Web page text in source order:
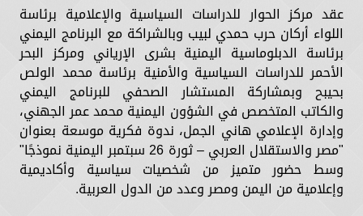
عقد مركز الحوار للدراسات السياسية والإعلامية برئاسة
اللواء أركان حرب حمدي لبيب وبالشراكة مع البرنامج اليمني
برئاسة الدبلوماسية اليمنية بشرى الإرياني ومركز البحر
الأحمر للدراسات السياسية والأمنية برئاسة محمد الولص
بحيبح وبمشاركة المستشار الصحفي للبرنامج اليمني
والكاتب المتخصص في الشؤون اليمنية محمد عمر الجهني،
وإدارة الإعلامي هاني الجمل، ندوة فكرية موسعة بعنوان
"مصر والاستقلال العربي – ثورة 26 سبتمبر اليمنية نموذجًا"
وسط حضور متميز من شخصيات سياسية وأكاديمية
وإعلامية من اليمن ومصر وعدد من الدول العربية.